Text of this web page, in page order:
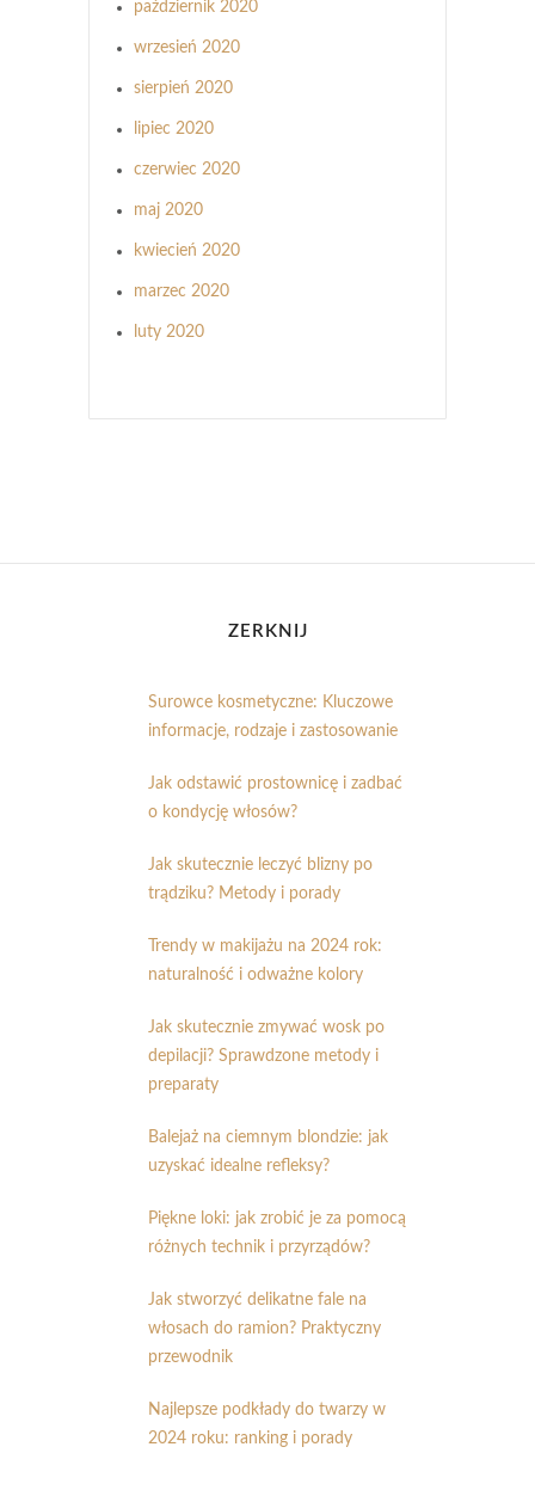
październik 2020
wrzesień 2020
sierpień 2020
lipiec 2020
czerwiec 2020
maj 2020
kwiecień 2020
marzec 2020
luty 2020
ZERKNIJ
Surowce kosmetyczne: Kluczowe
informacje, rodzaje i zastosowanie
Jak odstawić prostownicę i zadbać
o kondycję włosów?
Jak skutecznie leczyć blizny po
trądziku? Metody i porady
Trendy w makijażu na 2024 rok:
naturalność i odważne kolory
Jak skutecznie zmywać wosk po
depilacji? Sprawdzone metody i
preparaty
Balejaż na ciemnym blondzie: jak
uzyskać idealne refleksy?
Piękne loki: jak zrobić je za pomocą
różnych technik i przyrządów?
Jak stworzyć delikatne fale na
włosach do ramion? Praktyczny
przewodnik
Najlepsze podkłady do twarzy w
2024 roku: ranking i porady